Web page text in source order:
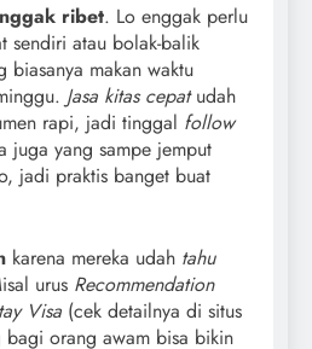
nggak ribet. Lo enggak perlu
sendiri atau bolak-balik
makan waktu
Jasa kitas cepatudah
rapi, jadi tinggal follow
juga yang sampe jemput
jadi praktis banget buat
karena mereka udah tahu
urus Recommendation
Visa (cek detailnya di situs
bagi orang awam bisa bikin